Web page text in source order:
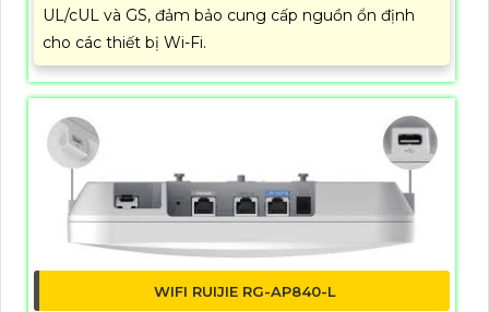
UL/cUL và GS, đảm bảo cung cấp nguồn ổn định
cho các thiết bị Wi-Fi.
WIFI RUIJIE RG-AP840-L